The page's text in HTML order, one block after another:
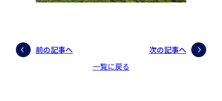
前の記事へ
一覧に戻る
次の記事へ